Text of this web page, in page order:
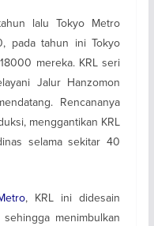
lalu Tokyo Metro
pada tahun ini Tokyo
mereka. KRL seri
Jalur Hanzomon
Rencananya
menggantikan KRL
selama sekitar 40
, KRL ini didesain
menimbulkan